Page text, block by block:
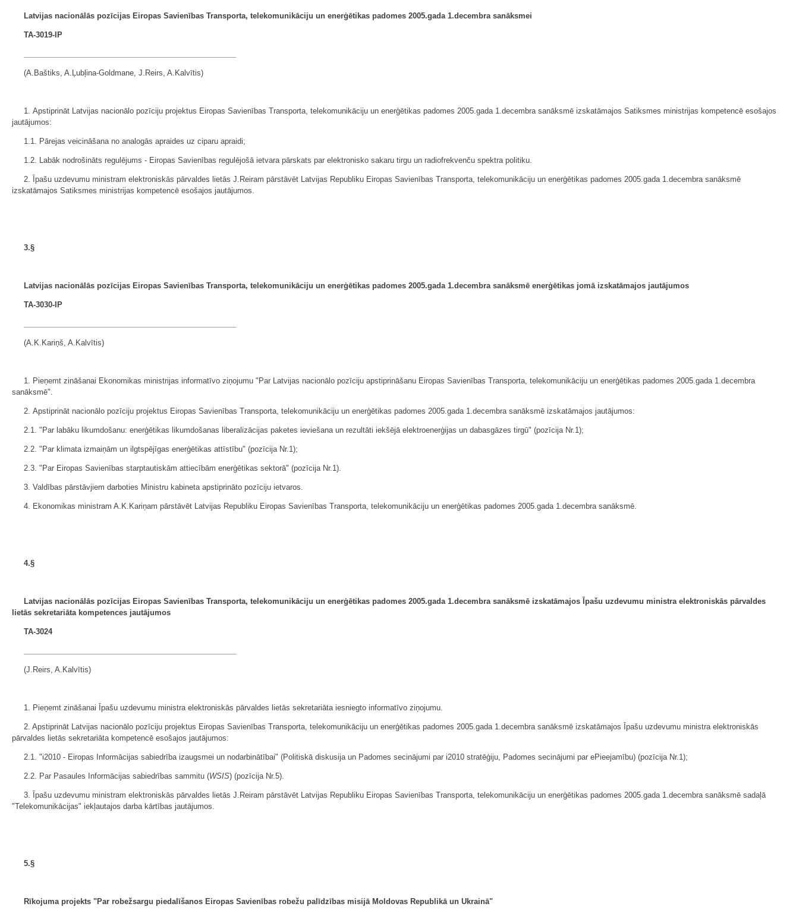
Latvijas nacionālās pozīcijas Eiropas Savienības Transporta, telekomunikāciju un enerģētikas padomes 2005.gada 1.decembra sanāksmei
TA-3019-IP
(A.Baštiks, A.Ļubļina-Goldmane, J.Reirs, A.Kalvītis)
1. Apstiprināt Latvijas nacionālo pozīciju projektus Eiropas Savienības Transporta, telekomunikāciju un enerģētikas padomes 2005.gada 1.decembra sanāksmē izskatāmajos Satiksmes ministrijas kompetencē esošajos
jautājumos:
1.1. Pārejas veicināšana no analogās apraides uz ciparu apraidi;
1.2. Labāk nodrošināts regulējums - Eiropas Savienības regulējošā ietvara pārskats par elektronisko sakaru tirgu un radiofrekvenču spektra politiku.
2. Īpašu uzdevumu ministram elektroniskās pārvaldes lietās J.Reiram pārstāvēt Latvijas Republiku Eiropas Savienības Transporta, telekomunikāciju un enerģētikas padomes 2005.gada 1.decembra sanāksmē
izskatāmajos Satiksmes ministrijas kompetencē esošajos jautājumos.
3.§
Latvijas nacionālās pozīcijas Eiropas Savienības Transporta, telekomunikāciju un enerģētikas padomes 2005.gada 1.decembra sanāksmē enerģētikas jomā izskatāmajos jautājumos
TA-3030-IP
(A.K.Kariņš, A.Kalvītis)
1. Pieņemt zināšanai Ekonomikas ministrijas informatīvo ziņojumu "Par Latvijas nacionālo pozīciju apstiprināšanu Eiropas Savienības Transporta, telekomunikāciju un enerģētikas padomes 2005.gada 1.decembra
sanāksmē".
2. Apstiprināt nacionālo pozīciju projektus Eiropas Savienības Transporta, telekomunikāciju un enerģētikas padomes 2005.gada 1.decembra sanāksmē izskatāmajos jautājumos:
2.1. "Par labāku likumdošanu: enerģētikas likumdošanas liberalizācijas paketes ieviešana un rezultāti iekšējā elektroenerģijas un dabasgāzes tirgū" (pozīcija Nr.1);
2.2. "Par klimata izmaiņām un ilgtspējīgas enerģētikas attīstību" (pozīcija Nr.1);
2.3. "Par Eiropas Savienības starptautiskām attiecībām enerģētikas sektorā" (pozīcija Nr.1).
3. Valdības pārstāvjiem darboties Ministru kabineta apstiprināto pozīciju ietvaros.
4. Ekonomikas ministram A.K.Kariņam pārstāvēt Latvijas Republiku Eiropas Savienības Transporta, telekomunikāciju un enerģētikas padomes 2005.gada 1.decembra sanāksmē.
4.§
Latvijas nacionālās pozīcijas Eiropas Savienības Transporta, telekomunikāciju un enerģētikas padomes 2005.gada 1.decembra sanāksmē izskatāmajos Īpašu uzdevumu ministra elektroniskās pārvaldes
lietās sekretariāta kompetences jautājumos
TA-3024
(J.Reirs, A.Kalvītis)
1. Pieņemt zināšanai Īpašu uzdevumu ministra elektroniskās pārvaldes lietās sekretariāta iesniegto informatīvo ziņojumu.
2. Apstiprināt Latvijas nacionālo pozīciju projektus Eiropas Savienības Transporta, telekomunikāciju un enerģētikas padomes 2005.gada 1.decembra sanāksmē izskatāmajos Īpašu uzdevumu ministra elektroniskās
pārvaldes lietās sekretariāta kompetencē esošajos jautājumos:
2.1. "i2010 - Eiropas Informācijas sabiedrība izaugsmei un nodarbinātībai" (Politiskā diskusija un Padomes secinājumi par i2010 stratēģiju, Padomes secinājumi par ePieejamību) (pozīcija Nr.1);
2.2. Par Pasaules Informācijas sabiedrības sammitu (WSIS) (pozīcija Nr.5).
3. Īpašu uzdevumu ministram elektroniskās pārvaldes lietās J.Reiram pārstāvēt Latvijas Republiku Eiropas Savienības Transporta, telekomunikāciju un enerģētikas padomes 2005.gada 1.decembra sanāksmē sadaļā
"Telekomunikācijas" iekļautajos darba kārtības jautājumos.
5.§
Rīkojuma projekts "Par robežsargu piedalīšanos Eiropas Savienības robežu palīdzības misijā Moldovas Republikā un Ukrainā"